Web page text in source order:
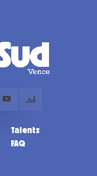
Talents
FAQ